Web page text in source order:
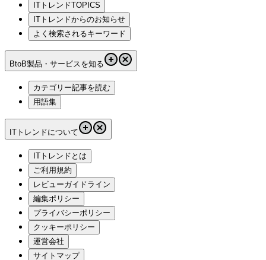
ITトレンドTOPICS
ITトレンドからのお知らせ
よく検索されるキーワード
BtoB製品・サービスを知る
カテゴリー記事を読む
用語集
ITトレンドについて
ITトレンドとは
ご利用規約
レビューガイドライン
編集ポリシー
プライバシーポリシー
クッキーポリシー
運営会社
サイトマップ